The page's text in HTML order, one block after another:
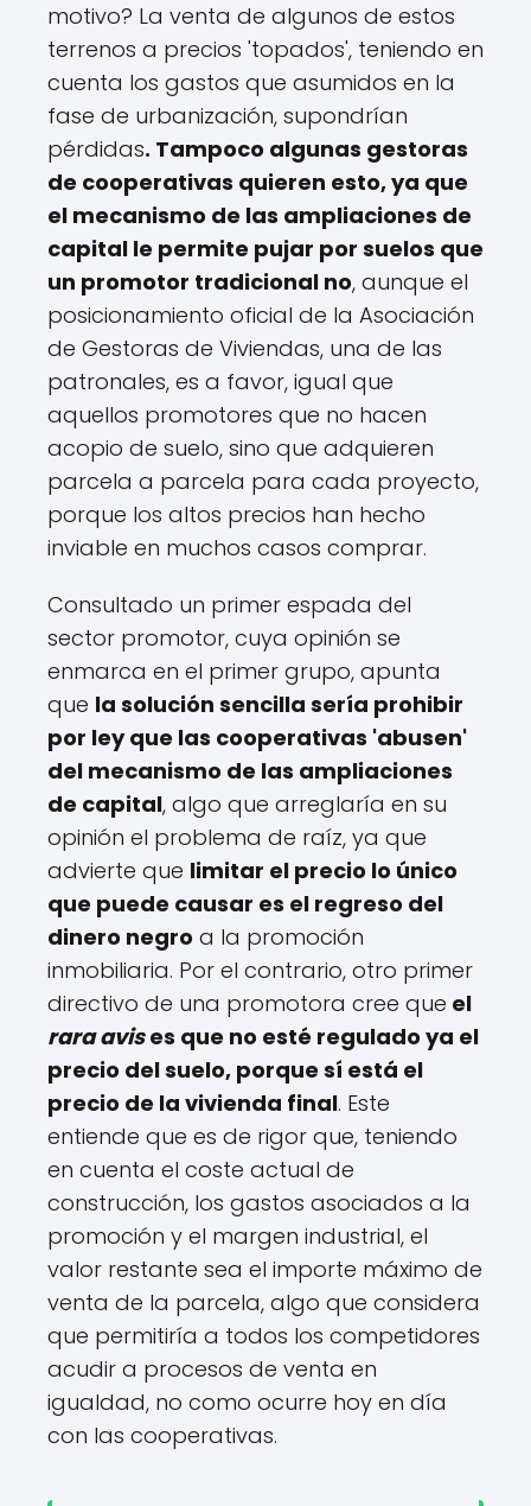
motivo? La venta de algunos de estos
terrenos a precios 'topados', teniendo en
cuenta los gastos que asumidos en la
fase de urbanización, supondrían
pérdidas. Tampoco algunas gestoras
de cooperativas quieren esto, ya que
el mecanismo de las ampliaciones de
capital le permite pujar por suelos que
un promotor tradicional no, aunque el
posicionamiento oficial de la Asociación
de Gestoras de Viviendas, una de las
patronales, es a favor, igual que
aquellos promotores que no hacen
acopio de suelo, sino que adquieren
parcela a parcela para cada proyecto,
porque los altos precios han hecho
inviable en muchos casos comprar.
Consultado un primer espada del
sector promotor, cuya opinión se
enmarca en el primer grupo, apunta
que la solución sencilla sería prohibir
por ley que las cooperativas 'abusen'
del mecanismo de las ampliaciones
de capital, algo que arreglaría en su
opinión el problema de raíz, ya que
advierte que limitar el precio lo único
que puede causar es el regreso del
dinero negro a la promoción
inmobiliaria. Por el contrario, otro primer
directivo de una promotora cree que el
rara avises que no esté regulado ya el
precio del suelo, porque sí está el
precio de la vivienda final. Este
entiende que es de rigor que, teniendo
en cuenta el coste actual de
construcción, los gastos asociados a la
promoción y el margen industrial, el
valor restante sea el importe máximo de
venta de la parcela, algo que considera
que permitiría a todos los competidores
acudir a procesos de venta en
igualdad, no como ocurre hoy en día
con las cooperativas.